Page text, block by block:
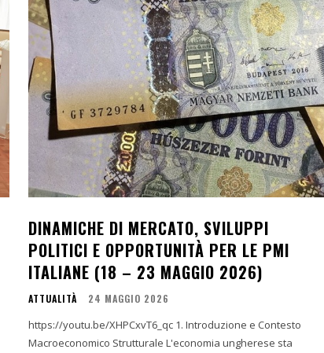
DINAMICHE DI MERCATO, SVILUPPI
POLITICI E OPPORTUNITÀ PER LE PMI
ITALIANE (18 – 23 MAGGIO 2026)
ATTUALITÀ 24 MAGGIO 2026
https://youtu.be/XHPCxvT6_qc 1. Introduzione e Contesto
Macroeconomico Strutturale L'economia ungherese sta